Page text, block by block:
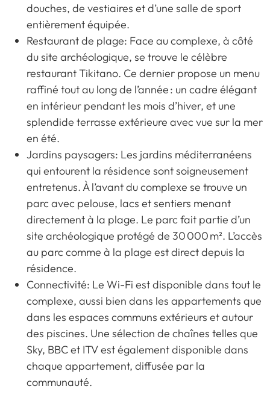
douches, de vestiaires et d’une salle de sport
entièrement équipée.
Restaurant de plage: Face au complexe, à côté
du site archéologique, se trouve le célèbre
restaurant Tikitano. Ce dernier propose un menu
raffiné tout au long de l’année : un cadre élégant
en intérieur pendant les mois d’hiver, et une
splendide terrasse extérieure avec vue sur la mer
en été.
Jardins paysagers: Les jardins méditerranéens
qui entourent la résidence sont soigneusement
entretenus. À l’avant du complexe se trouve un
parc avec pelouse, lacs et sentiers menant
directement à la plage. Le parc fait partie d’un
site archéologique protégé de 30 000 m². L’accès
au parc comme à la plage est direct depuis la
résidence.
Connectivité: Le Wi-Fi est disponible dans tout le
complexe, aussi bien dans les appartements que
dans les espaces communs extérieurs et autour
des piscines. Une sélection de chaînes telles que
Sky, BBC et ITV est également disponible dans
chaque appartement, diffusée par la
communauté.